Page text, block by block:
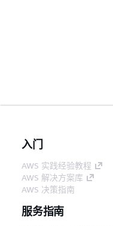
入门
AWS 实践经验教程
AWS 解决方案库
AWS 决策指南
服务指南